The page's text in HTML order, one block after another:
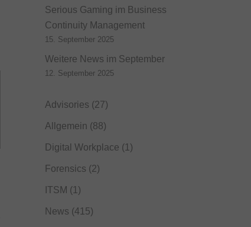
Serious Gaming im Business
Continuity Management
15. September 2025
Weitere News im September
12. September 2025
Advisories (27)
Allgemein (88)
Digital Workplace (1)
Forensics (2)
ITSM (1)
News (415)